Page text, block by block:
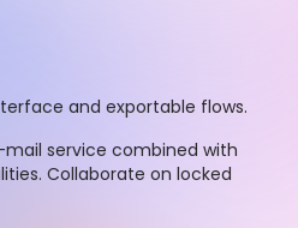
and exportable flows.
service combined with
Collaborate on locked